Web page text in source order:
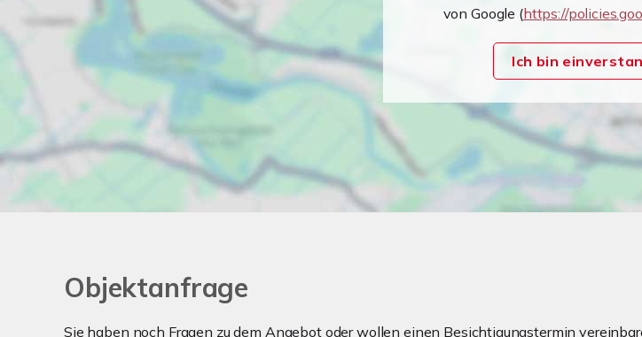
von Google (https://
Ich bin
Objektanfrage
Sie haben noch Fragen zu dem Angebot oder wollen einen Besichtigungstermin